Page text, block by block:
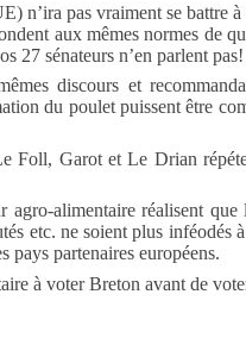
n’ira pas vraiment se
aux mêmes normes de
27 sénateurs n’en parlent pas!
discours et
du poulet puissent être
Garot et Le Drian
alimentaire réalisent
etc. ne soient plus
pays partenaires européens.
à voter Breton avant de